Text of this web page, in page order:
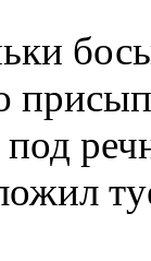
под